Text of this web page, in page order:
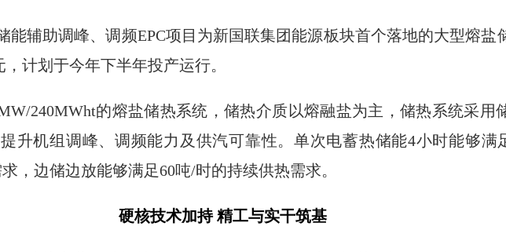
能辅助调峰、调频EPC项目为新国联集团能源板块首个落地的大型熔盐
计划于今年下半年投产运行。
240MWht的熔盐储热系统，储热介质以熔融盐为主，储热系统采用
升机组调峰、调频能力及供汽可靠性。单次电蓄热储能4小时能够满
，边储边放能够满足60吨/时的持续供热需求。
硬核技术加持 精工与实干筑基